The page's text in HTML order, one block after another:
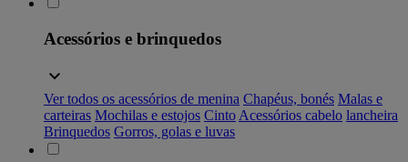
Acessórios e brinquedos
Ver todos os acessórios de menina Chapéus, bonés Malas e
carteiras Mochilas e estojos Cinto Acessórios cabelo lancheira
Brinquedos Gorros, golas e luvas